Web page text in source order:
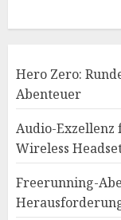
Hero Zero:
Abenteuer
Audio-Exzellenz
Wireless
Freerunning-